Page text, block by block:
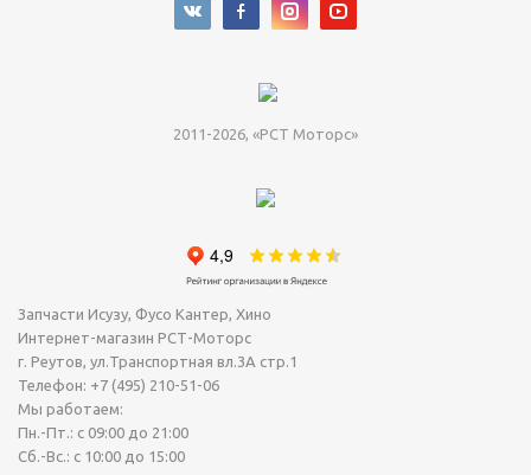
2011-2026, «РСТ Моторс»
Запчасти Исузу, Фусо Кантер, Хино
Интернет-магазин РСТ-Моторс
г. Реутов, ул.Транспортная вл.3А стр.1
Телефон: +7 (495) 210-51-06
Мы работаем:
Пн.-Пт.: с 09:00 до 21:00
Сб.-Вс.: с 10:00 до 15:00